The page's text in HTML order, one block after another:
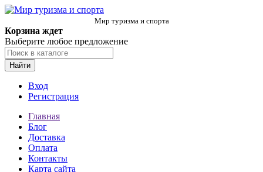
Мир туризма и спорта
Корзина ждет
Выберите любое предложение
Найти
Вход
Регистрация
Главная
Блог
Доставка
Оплата
Контакты
Карта сайта